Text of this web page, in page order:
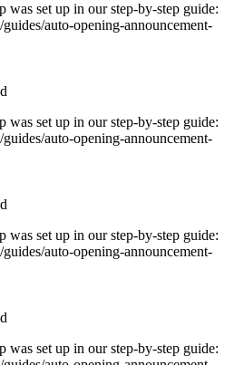
was set up in our step-by-step guide:
auto-opening-announcement-
was set up in our step-by-step guide:
auto-opening-announcement-
was set up in our step-by-step guide:
auto-opening-announcement-
was set up in our step-by-step guide: